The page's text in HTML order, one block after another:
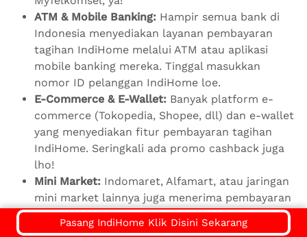
ATM & Mobile Banking: Hampir semua bank di
Indonesia menyediakan layanan pembayaran
tagihan IndiHome melalui ATM atau aplikasi
mobile banking mereka. Tinggal masukkan
nomor ID pelanggan IndiHome loe.
E-Commerce & E-Wallet: Banyak platform e-
commerce (Tokopedia, Shopee, dll) dan e-wallet
yang menyediakan fitur pembayaran tagihan
IndiHome. Seringkali ada promo cashback juga
lho!
Mini Market: Indomaret, Alfamart, atau jaringan
mini market lainnya juga menerima pembayaran
tagihan IndiHome.
Kantor Pos:Buat loe yang masih suka cara
Pasang IndiHome Klik Disini Sekarang